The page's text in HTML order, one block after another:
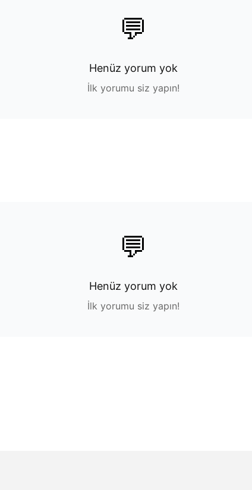
💬
Henüz yorum yok
İlk yorumu siz yapın!
💬
Henüz yorum yok
İlk yorumu siz yapın!